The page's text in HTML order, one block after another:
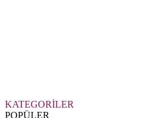
KATEGORİLER
POPÜLER